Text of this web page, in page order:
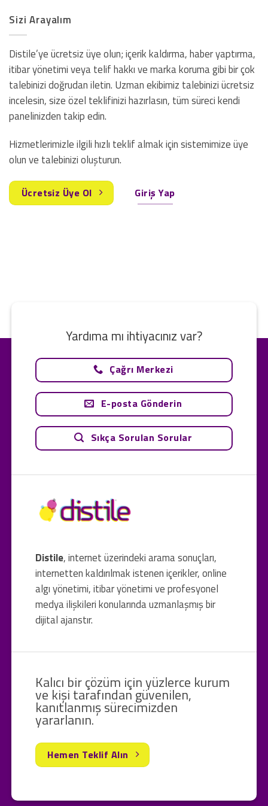
Sizi Arayalım
Distile’ye ücretsiz üye olun; içerik kaldırma, haber yaptırma,
itibar yönetimi veya telif hakkı ve marka koruma gibi bir çok
talebinizi doğrudan iletin. Uzman ekibimiz talebinizi ücretsiz
incelesin, size özel teklifinizi hazırlasın, tüm süreci kendi
panelinizden takip edin.
Hizmetlerimizle ilgili hızlı teklif almak için sistemimize üye
olun ve talebinizi oluşturun.
Ücretsiz Üye Ol Giriş Yap
Distile, internet üzerindeki arama sonuçları,
internetten kaldırılmak istenen içerikler, online
algı yönetimi, itibar yönetimi ve profesyonel
medya ilişkileri konularında uzmanlaşmış bir
dijital ajanstır.
Yardıma mı ihtiyacınız var?
Çağrı Merkezi
E-posta Gönderin
Sıkça Sorulan Sorular
Kalıcı bir çözüm için yüzlerce kurum
ve kişi tarafından güvenilen,
kanıtlanmış sürecimizden
yararlanın.
Hemen Teklif Alın